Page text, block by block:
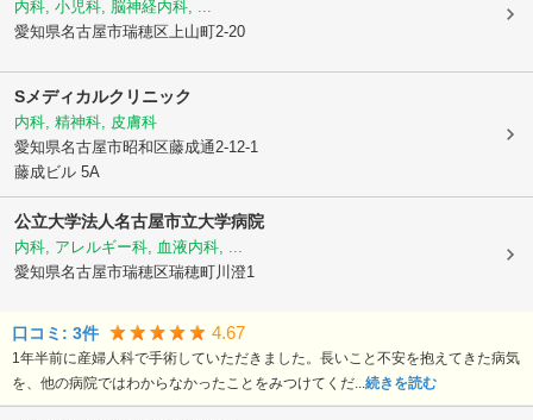
内科, 小児科, 脳神経内科, ...
愛知県名古屋市瑞穂区上山町2-20
Sメディカルクリニック
内科, 精神科, 皮膚科
愛知県名古屋市昭和区藤成通2-12-1
藤成ビル 5A
公立大学法人名古屋市立大学病院
内科, アレルギー科, 血液内科, ...
愛知県名古屋市瑞穂区瑞穂町川澄1
口コミ: 3件 4.67
1年半前に産婦人科で手術していただきました。長いこと不安を抱えてきた病気
を、他の病院ではわからなかったことをみつけてくだ...続きを読む